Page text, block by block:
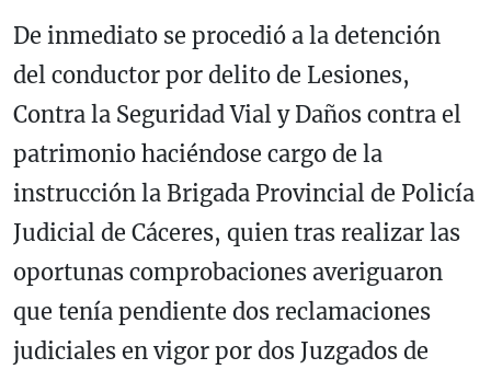
De inmediato se procedió a la detención
del conductor por delito de Lesiones,
Contra la Seguridad Vial y Daños contra el
patrimonio haciéndose cargo de la
instrucción la Brigada Provincial de Policía
Judicial de Cáceres, quien tras realizar las
oportunas comprobaciones averiguaron
que tenía pendiente dos reclamaciones
judiciales en vigor por dos Juzgados de